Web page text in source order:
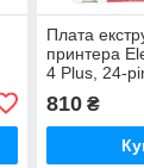
Плата
принтера
4 Plus, 24-
810₴